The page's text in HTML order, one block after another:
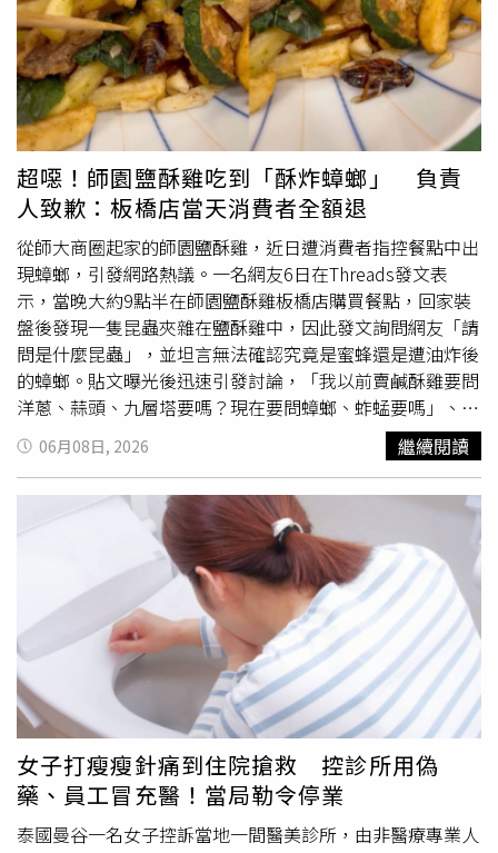
錢」、「5:30的時候目測外面有20+人在排隊欸，但是有看
到穿西裝的組長和其他員工很嚴肅的討論，原來是準備關店
呀」、「鼎泰豐真的是良心企業，要給楊老闆大大的讚」、
「他們也會給員工放颱風假哦，就算整棟大遠百都照常營
業」、「只能說……當你營業額會影響百貨的時候，你就是
甲方爸爸」。另外，也有不少網友痛批百貨的處理方式，
「遠百超爛，完全沒記取A13寶林茶室教訓」、「板橋大遠
百冷氣壞掉還好意思繼續營業喔？」、「遠百真的死要錢
欸」、「就遠百不知道這個道理，笑死」。對於館內空調壞
掉，板橋大遠百2日回應，1日晚間發現空調冰水主機需進行
維護，晚間閉店後廠商即已協助處理，「今日營業前雖完成
維修，但因系統重新補水及運轉至穩定狀態需要時間，因此
館內一度出現空調冷房不足的情形。」館方於樓面緊急增設
10台大型冷風扇，加強空氣循環與降溫，但效果有限，最後
整日未停止營業，惹得顧客與員工抱怨聲連連。
超噁！師園鹽酥雞吃到「酥炸蟑螂」 負責
人致歉：板橋店當天消費者全額退
從師大商圈起家的師園鹽酥雞，近日遭消費者指控餐點中出
現蟑螂，引發網路熱議。一名網友6日在Threads發文表
示，當晚大約9點半在師園鹽酥雞板橋店購買餐點，回家裝
盤後發現一隻昆蟲夾雜在鹽酥雞中，因此發文詢問網友「請
問是什麼昆蟲」，並坦言無法確認究竟是蜜蜂還是遭油炸後
的蟑螂。貼文曝光後迅速引發討論，「我以前賣鹹酥雞要問
洋蔥、蒜頭、九層塔要嗎？現在要問蟑螂、蚱蜢要嗎」、
「蟑螂，美洲大蟑螂，牠爬一爬掉進去油鍋被炸後撈出來，
基本上整鍋都... ..被牠碰到了」、「如果是看電影的時候
吃，真的會不小心吃到耶」、「是不是不敢面對那個答
案......才講不出口那個答案」。對此，師園鹽酥雞負責人謝
富順現身留言區公開道歉，表示未能把關好出餐品質，向消
費者表達最深歉意。他指出，板橋店7日已暫停營業，全體
員工將進行店內大掃除，並安排專業消毒公司進行全面消
毒。此外，店家也將於上班日主動聯繫衛生局，配合相關稽
查作業，並針對缺失進行改善。謝富順表示，若當事人或其
他消費者在用餐後出現身體不適情況，應立即就醫並與店家
聯繫，店方將負起相關責任。他也提到，由於原PO貼文所
指應為6日晚間購買的餐點，而板橋店當天使用的是共用油
鍋，因此凡於6日在板橋店消費的顧客，不論是現場購買、
線上點餐或透過外送平台下單，只要持發票或其他購買證
明，都可申請全額退費；即使發票遺失，只要能確認消費紀
錄，店家也會協助辦理。謝富順強調，食品衛生與出餐品質
06月08日, 2026 繼續閱讀
女子打瘦瘦針痛到住院搶救 控診所用偽
藥、員工冒充醫！當局勒令停業
泰國曼谷一名女子控訴當地一間醫美診所，由非醫療專業人